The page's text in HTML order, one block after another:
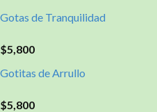
Gotas de Tranquilidad
$5,800
Gotitas de Arrullo
$5,800